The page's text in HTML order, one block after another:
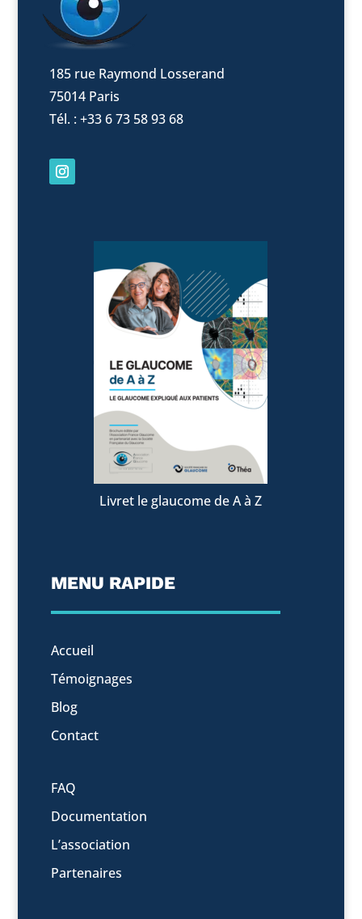
185 rue Raymond Losserand
75014 Paris
Tél. : +33 6 73 58 93 68
MENU RAPIDE
Accueil
Témoignages
Blog
Contact
FAQ
Documentation
L’association
Partenaires
Livret le glaucome de A à Z